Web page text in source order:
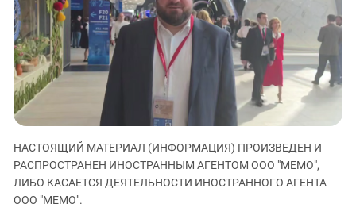
ЗАСТАВЛЯЕТ
КАВКАЗ ЗА ПАЛЕСТИНУ
ИНАКОМЫСЛИЕ В ЧЕЧНЕ
ПРЕСЛЕДОВАНИЕ АКТИВИСТОВ
МОБИЛИЗАЦИЯ И ПРОТЕСТЫ
Дагестан
Ингушетия
Кабардино-Балкария
Калмыкия
Карачаево-Черкесия
Нагорный Карабах
Российская Федерация
НАСТОЯЩИЙ МАТЕРИАЛ (ИНФОРМАЦИЯ) ПРОИЗВЕДЕН И
РАСПРОСТРАНЕН ИНОСТРАННЫМ АГЕНТОМ ООО "МЕМО",
ЛИБО КАСАЕТСЯ ДЕЯТЕЛЬНОСТИ ИНОСТРАННОГО АГЕНТА
ООО "МЕМО".